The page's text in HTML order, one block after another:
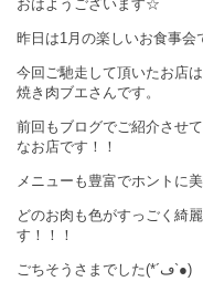
おはようございます☆
昨日は1月の楽しいお食事
今回ご馳走して頂いたお店
焼き肉ブエさんです。
前回もブログでご紹介させ
なお店です！！
メニューも豊富でホントに
どのお肉も色がすっごく綺
す！！！
ごちそうさまでした(*´ڡ`●)